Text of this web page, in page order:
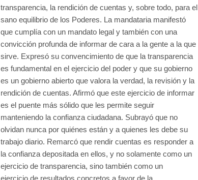
transparencia, la rendición de cuentas y, sobre todo, para el
sano equilibrio de los Poderes. La mandataria manifestó
que cumplía con un mandato legal y también con una
convicción profunda de informar de cara a la gente a la que
sirve. Expresó su convencimiento de que la transparencia
es fundamental en el ejercicio del poder y que su gobierno
es un gobierno abierto que valora la verdad, la revisión y la
rendición de cuentas. Afirmó que este ejercicio de informar
es el puente más sólido que les permite seguir
manteniendo la confianza ciudadana. Subrayó que no
olvidan nunca por quiénes están y a quienes les debe su
trabajo diario. Remarcó que rendir cuentas es responder a
la confianza depositada en ellos, y no solamente como un
ejercicio de transparencia, sino también como un
ejercicio de resultados concretos a favor de la